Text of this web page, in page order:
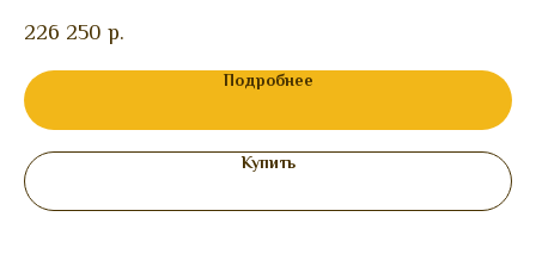
226 250 р.
Подробнее
Купить